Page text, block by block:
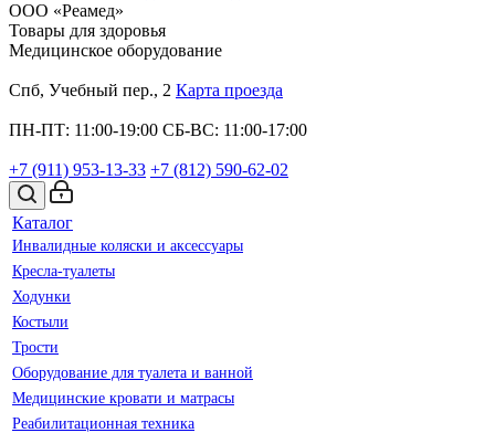
ООО «Реамед»
Товары для здоровья
Медицинское оборудование
Спб, Учебный пер., 2 Карта проезда
ПН-ПТ: 11:00-19:00 СБ-ВС: 11:00-17:00
+7 (911) 953-13-33 +7 (812) 590-62-02
Каталог
Инвалидные коляски и аксессуары
Кресла-туалеты
Ходунки
Костыли
Трости
Оборудование для туалета и ванной
Медицинские кровати и матрасы
Реабилитационная техника